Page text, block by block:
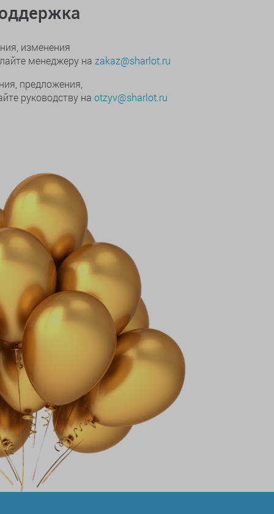
изменения
менеджеру на zakaz@sharlot.ru
предложения,
руководству на otzyv@sharlot.ru